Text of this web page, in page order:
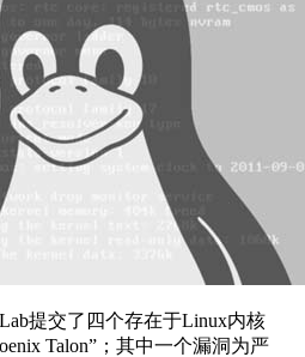
提交了四个存在于Linux内核
Talon”；其中一个漏洞为严